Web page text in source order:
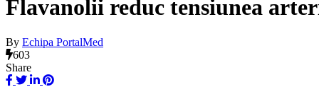
Flavanolii reduc tensiunea
By Echipa PortalMed
603
Share